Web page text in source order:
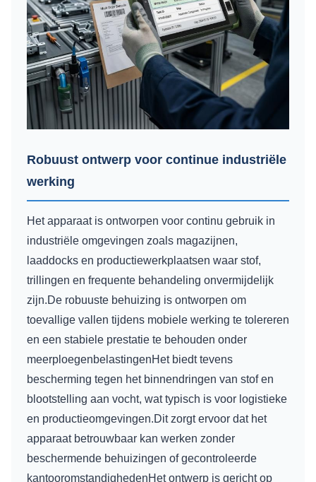
Robuust ontwerp voor continue industriële
werking
Het apparaat is ontworpen voor continu gebruik in
industriële omgevingen zoals magazijnen,
laaddocks en productiewerkplaatsen waar stof,
trillingen en frequente behandeling onvermijdelijk
zijn.De robuuste behuizing is ontworpen om
toevallige vallen tijdens mobiele werking te tolereren
en een stabiele prestatie te behouden onder
meerploegenbelastingenHet biedt tevens
bescherming tegen het binnendringen van stof en
blootstelling aan vocht, wat typisch is voor logistieke
en productieomgevingen.Dit zorgt ervoor dat het
apparaat betrouwbaar kan werken zonder
beschermende behuizingen of gecontroleerde
kantooromstandighedenHet ontwerp is gericht op